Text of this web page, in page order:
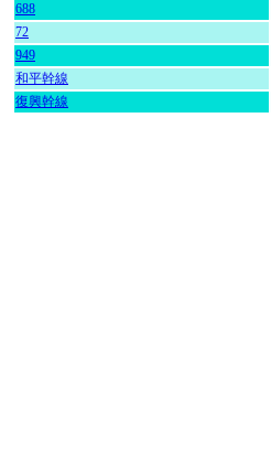
688
72
949
和平幹線
復興幹線